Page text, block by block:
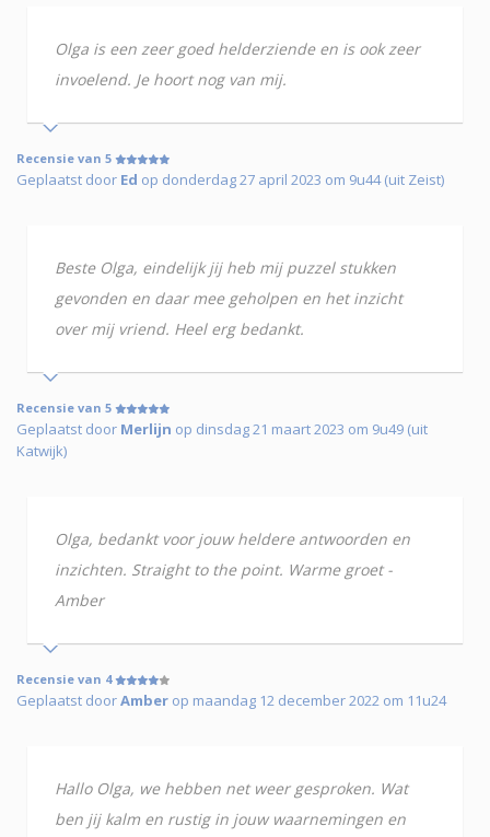
Olga is een zeer goed helderziende en is ook zeer
invoelend. Je hoort nog van mij.
Recensie van 5
Geplaatst door Ed op donderdag 27 april 2023 om 9u44 (uit Zeist)
Beste Olga, eindelijk jij heb mij puzzel stukken
gevonden en daar mee geholpen en het inzicht
over mij vriend. Heel erg bedankt.
Recensie van 5
Geplaatst door Merlijn op dinsdag 21 maart 2023 om 9u49 (uit
Katwijk)
Olga, bedankt voor jouw heldere antwoorden en
inzichten. Straight to the point. Warme groet -
Amber
Recensie van 4
Geplaatst doorAmber op maandag 12 december 2022 om 11u24
Hallo Olga, we hebben net weer gesproken. Wat
ben jij kalm en rustig in jouw waarnemingen en